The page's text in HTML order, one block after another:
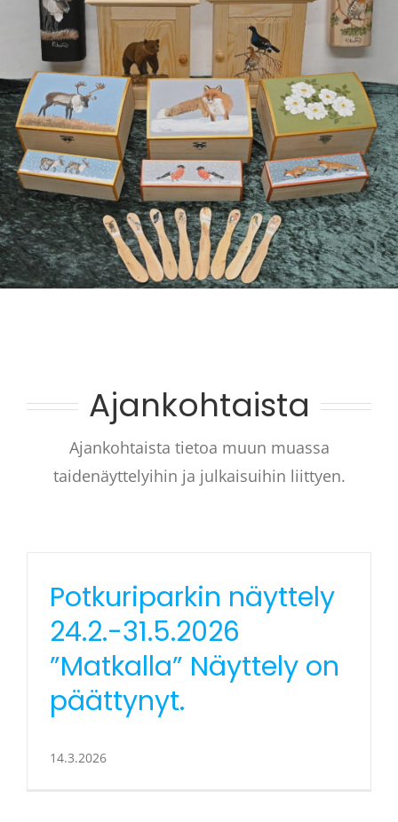
Ajankohtaista
Ajankohtaista tietoa muun muassa
taidenäyttelyihin ja julkaisuihin liittyen.
Potkuriparkin näyttely
24.2.-31.5.2026
”Matkalla” Näyttely on
päättynyt.
14.3.2026